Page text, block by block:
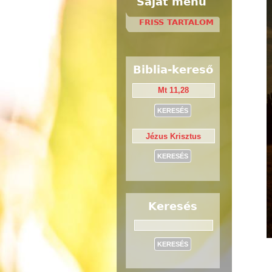
FRISS TARTALOM
Biblia-kereső
Keresés